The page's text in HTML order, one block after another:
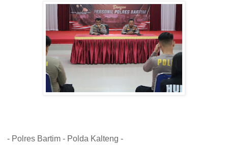
- Polres Bartim - Polda Kalteng -